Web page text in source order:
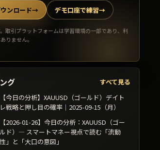
ンロード→ デモ口座で練習→
取引プラットフォームは学習環境の一部であり、利
りません。
グ
すべて見る
【今日の分析】XAUUSD（ゴールド）デイト
レ戦略と押し目の確率｜2025-09-15（月）
【2026-01-26】今日の分析：XAUUSD（ゴー
ルド）— スマートマネー視点で読む「流動
性」と「大口の意図」